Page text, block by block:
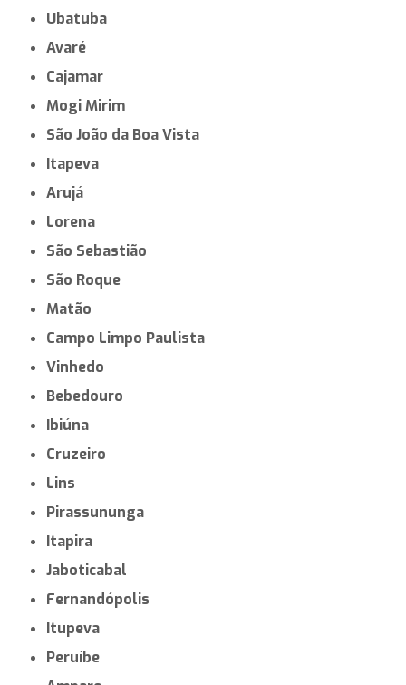
Ubatuba
Avaré
Cajamar
Mogi Mirim
São João da Boa Vista
Itapeva
Arujá
Lorena
São Sebastião
São Roque
Matão
Campo Limpo Paulista
Vinhedo
Bebedouro
Ibiúna
Cruzeiro
Lins
Pirassununga
Itapira
Jaboticabal
Fernandópolis
Itupeva
Peruíbe